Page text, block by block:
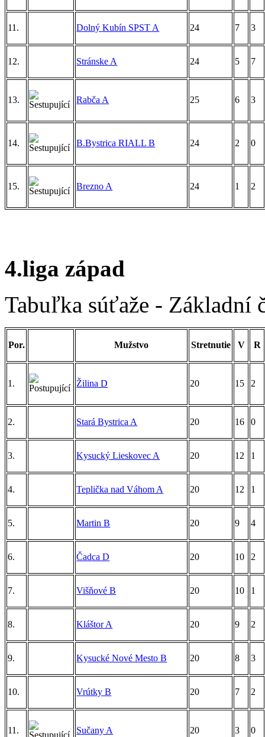
11. Dolný Kubín SPST A 24 7 3
12. Stránske A 24 5 7
13. Rabča A 25 6 3
14. B.Bystrica RIALL B 24 2 0
15. Brezno A 24 1 2
4.liga západ
Tabuľka súťaže - Základní
Por. Mužstvo Stretnutie V R
1. Žilina D 20 15 2
2. Stará Bystrica A 20 16 0
3. Kysucký Lieskovec A 20 12 1
4. Teplička nad Váhom A 20 12 1
5. Martin B 20 9 4
6. Čadca D 20 10 2
7. Višňové B 20 10 1
8. Kláštor A 20 9 2
9. Kysucké Nové Mesto B 20 8 3
10. Vrútky B 20 7 2
11. Sučany A 20 3 0